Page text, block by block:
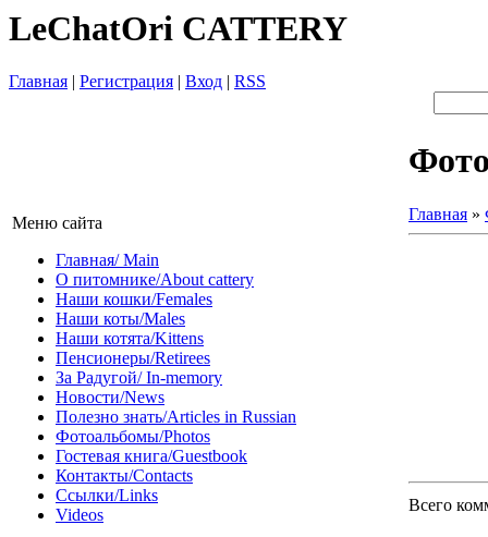
LeChatOri CATTERY
Главная | Регистрация | Вход | RSS
Меню сайта
Главная/ Main
О питомнике/About cattery
Наши кошки/Females
Наши коты/Males
Наши котята/Kittens
Пенсионеры/Retirees
За Радугой/ In-memory
Новости/News
Полезно знать/Articles in Russian
Фотоальбомы/Photos
Гостевая книга/Guestbook
Контакты/Contacts
Ссылки/Links
Videos
Главная »
Всего